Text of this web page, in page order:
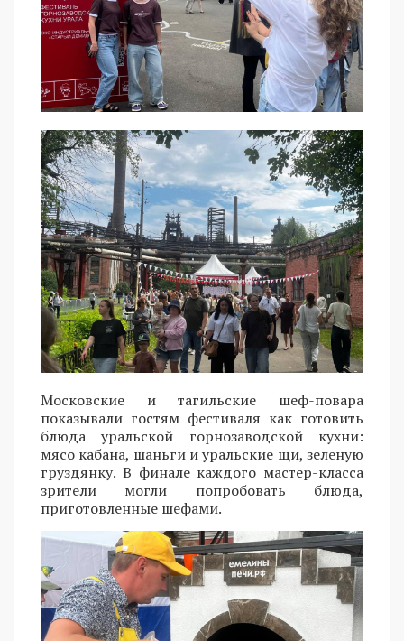
Московские и тагильские шеф-повара
показывали гостям фестиваля как готовить
блюда уральской горнозаводской кухни:
мясо кабана, шаньги и уральские щи, зеленую
груздянку. В финале каждого мастер-класса
зрители могли попробовать блюда,
приготовленные шефами.